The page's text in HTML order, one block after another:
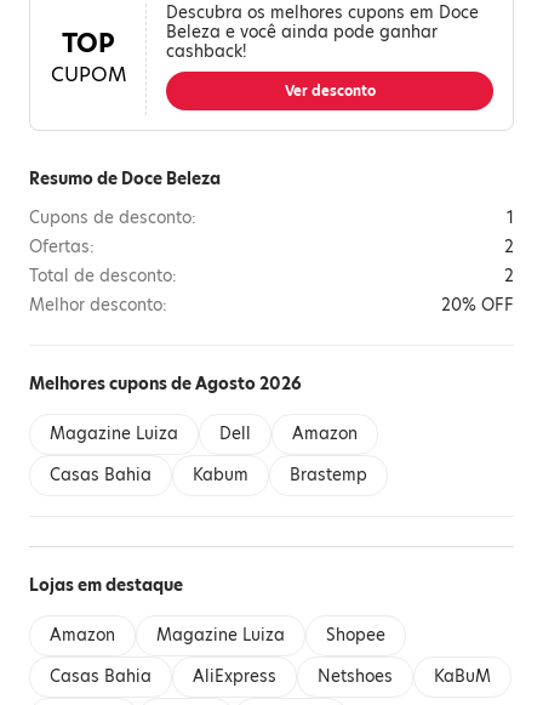
TOP
CUPOM
Descubra os melhores cupons em Doce
Beleza e você ainda pode ganhar
cashback!
Ver desconto
Resumo de Doce Beleza
Cupons de desconto:
1
Ofertas:
2
Total de desconto:
2
Melhor desconto:
20% OFF
Melhores cupons de Agosto 2026
Magazine Luiza Dell
Amazon
Casas Bahia
Kabum Brastemp
Lojas em destaque
Amazon Magazine Luiza
Shopee
Casas Bahia
AliExpress Netshoes
KaBuM